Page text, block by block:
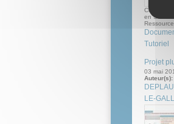
Cette
en STI2D
Tutoriel
Projet
03 mai
Auteur(s):
LE-